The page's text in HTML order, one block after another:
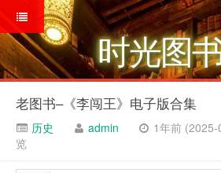
时光图
老图书–《李闯王》电子版合集
历史 admin 1年前
览